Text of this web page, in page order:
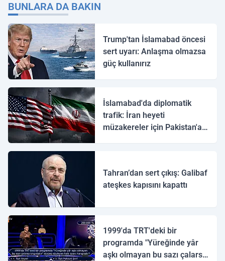
BUNLARA DA BAKIN
Trump'tan İslamabad öncesi
sert uyarı: Anlaşma olmazsa
güç kullanırız
İslamabad'da diplomatik
trafik: İran heyeti
müzakereler için Pakistan'a
Tahran’dan sert çıkış: Galibaf
ateşkes kapısını kapattı
1999'da TRT'deki bir
programda "Yüreğinde yâr
aşkı olmayan bu sazı çalarsa